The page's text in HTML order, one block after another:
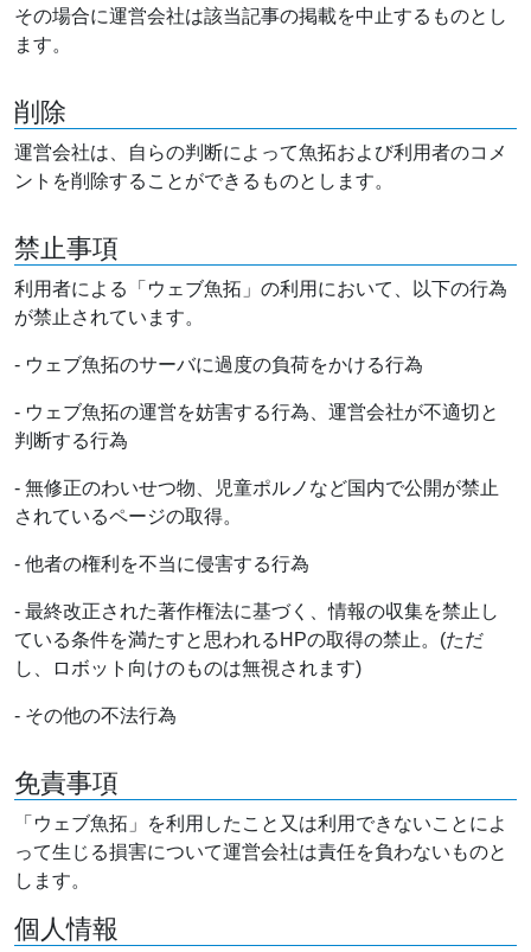
その場合に運営会社は該当記事の掲載を中止するものとし
ます。
削除
運営会社は、自らの判断によって魚拓および利用者のコメ
ントを削除することができるものとします。
禁止事項
利用者による「ウェブ魚拓」の利用において、以下の行為
が禁止されています。
- ウェブ魚拓のサーバに過度の負荷をかける行為
- ウェブ魚拓の運営を妨害する行為、運営会社が不適切と
判断する行為
- 無修正のわいせつ物、児童ポルノなど国内で公開が禁止
されているページの取得。
- 他者の権利を不当に侵害する行為
- 最終改正された著作権法に基づく、情報の収集を禁止し
ている条件を満たすと思われるHPの取得の禁止。(ただ
し、ロボット向けのものは無視されます)
- その他の不法行為
免責事項
「ウェブ魚拓」を利用したこと又は利用できないことによ
って生じる損害について運営会社は責任を負わないものと
します。
個人情報